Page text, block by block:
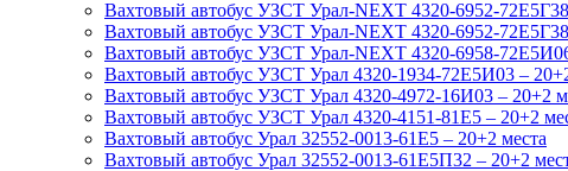
Вахтовый автобус УЗСТ Урал-NEXT 4320-6952-
Вахтовый автобус УЗСТ Урал-NEXT 4320-6952-
Вахтовый автобус УЗСТ Урал-NEXT 4320-6958-
Вахтовый автобус УЗСТ Урал 4320-1934-72Е5И03 –
Вахтовый автобус УЗСТ Урал 4320-4972-16И03 – 20+2
Вахтовый автобус УЗСТ Урал 4320-4151-81Е5 – 20+2
Вахтовый автобус Урал 32552-0013-61Е5 – 20+2 места
Вахтовый автобус Урал 32552-0013-61Е5П32 – 20+2